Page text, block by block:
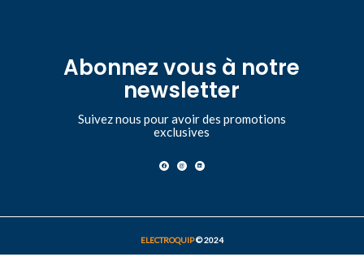
Abonnez vous à notre
newsletter
Suivez nous pour avoir des promotions
exclusives
ELECTROQUIP© 2024